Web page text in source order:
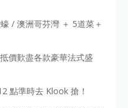
/ 澳洲哥芬灣 ＋ 5道菜＋
價歎盡各款豪華法式盛
點準時去 Klook 搶！